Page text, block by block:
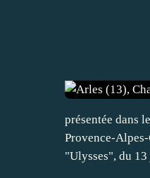
présentée dans
Provence-
"Ulysses", du